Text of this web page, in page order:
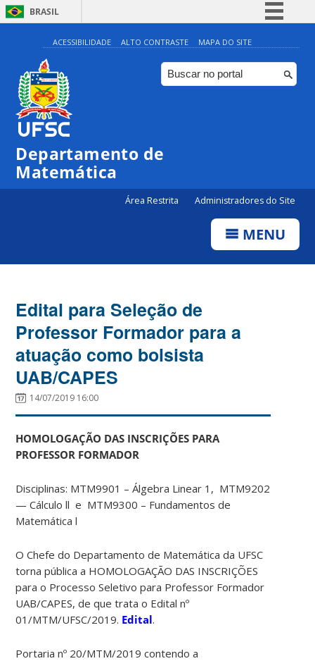
BRASIL
Simplifique!
Comunica BR
Participe
ACESSIBILIDADE ALTO CONTRASTE MAPA DO SITE
Departamento de
Matemática
Área Restrita Administradores do Site
MENU
Edital para Seleção de
Professor Formador para a
atuação como bolsista
UAB/CAPES
14/07/2019 16:00
HOMOLOGAÇÃO DAS INSCRIÇÕES PARA
PROFESSOR FORMADOR
Disciplinas: MTM9901 – Álgebra Linear 1, MTM9202
— Cálculo ll e MTM9300 – Fundamentos de
Matemática l
O Chefe do Departamento de Matemática da UFSC
torna pública a HOMOLOGAÇÃO DAS INSCRIÇÕES
para o Processo Seletivo para Professor Formador
UAB/CAPES, de que trata o Edital nº
01/MTM/UFSC/2019. Edital.
Portaria nº 20/MTM/2019 contendo a